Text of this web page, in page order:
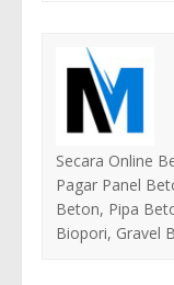
Secara Online
Pagar Panel
Beton, Pipa
Biopori, Gravel